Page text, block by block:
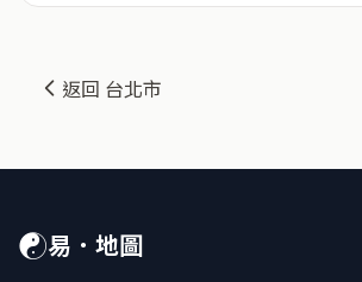
返回 台北市
☯易．地圖